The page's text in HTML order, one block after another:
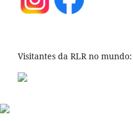
Visitantes da RLR no mundo: